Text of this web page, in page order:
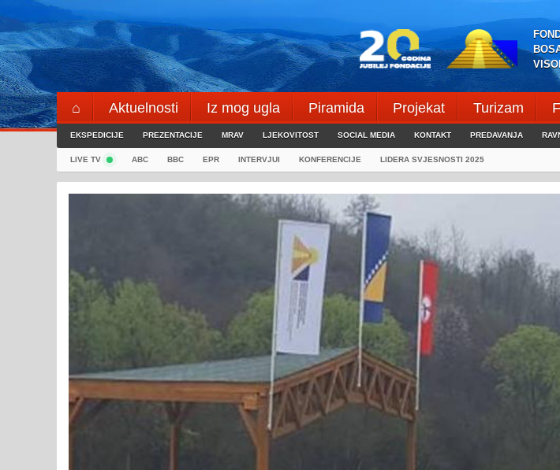
Skip
to
content
⌂ Aktuelnosti Iz mog ugla Piramida Projekat Turizam
Blogeri
⌖
EKSPEDICIJE PREZENTACIJE MRAV LJEKOVITOST SOCIAL MEDIA KONTAKT PREDAVANJA
LIVE TV ABC BBC EPR INTERVJUI KONFERENCIJE LIDERA SVJESNOSTI 2025